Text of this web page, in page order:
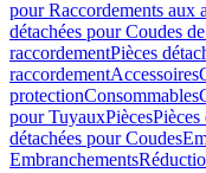
pour Raccordements aux
détachées pour Coudes
raccordementPièces
raccordementAccessoires
protectionConsommables
pour TuyauxPiècesPièces
détachées pour Coudes
Embranchements